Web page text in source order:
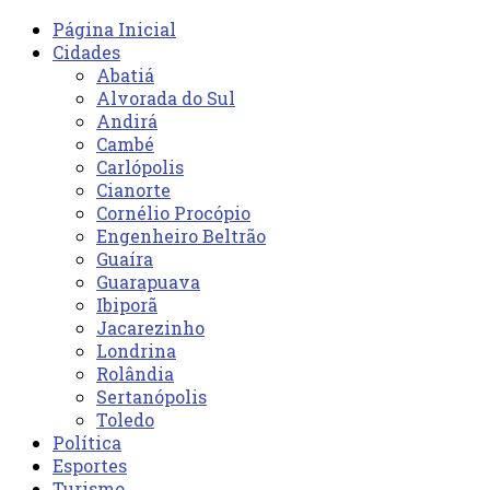
Página Inicial
Cidades
Abatiá
Alvorada do Sul
Andirá
Cambé
Carlópolis
Cianorte
Cornélio Procópio
Engenheiro Beltrão
Guaíra
Guarapuava
Ibiporã
Jacarezinho
Londrina
Rolândia
Sertanópolis
Toledo
Política
Esportes